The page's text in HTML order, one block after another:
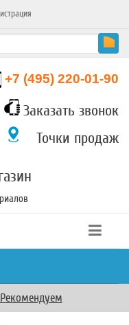
+7 (495) 220-01-90
Заказать звонок
Точки продаж
Рекомендуем